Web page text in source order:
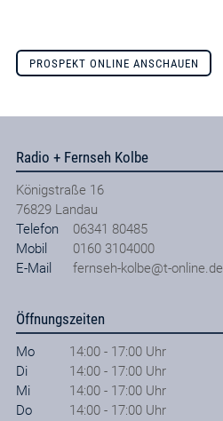
PROSPEKT ONLINE ANSCHAUEN
Radio + Fernseh Kolbe
Königstraße 16
76829 Landau
Telefon
06341 80485
Mobil
0160 3104000
E-Mail
fernseh-kolbe@t-online.de
Öffnungszeiten
Mo
14:00 - 17:00 Uhr
Di
14:00 - 17:00 Uhr
Mi
14:00 - 17:00 Uhr
Do
14:00 - 17:00 Uhr